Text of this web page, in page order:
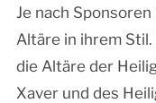
Je nach
Altäre in ihrem
die Altäre der
Xaver und des